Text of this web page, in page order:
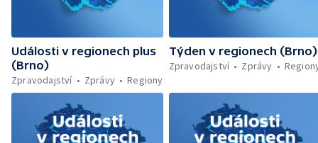
Události v regionech plus
(Brno)
Zpravodajství
Zprávy Regiony
Týden v regionech (Brno)
Zpravodajství
Zprávy